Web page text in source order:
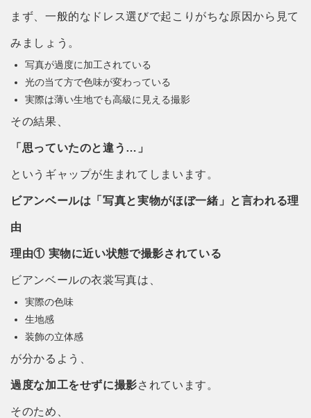
まず、一般的なドレス選びで起こりがちな原因から見て
みましょう。
写真が過度に加工されている
光の当て方で色味が変わっている
実際は薄い生地でも高級に見える撮影
その結果、
「思っていたのと違う…」
というギャップが生まれてしまいます。
ビアンベールは「写真と実物がほぼ一緒」と言われる理
由
理由① 実物に近い状態で撮影されている
ビアンベールの衣裳写真は、
実際の色味
生地感
装飾の立体感
が分かるよう、
過度な加工をせずに撮影されています。
そのため、